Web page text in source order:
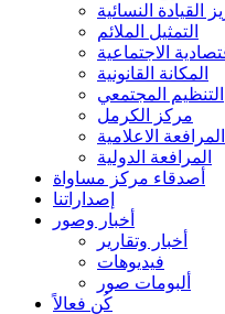
القيادة النسائية
التمثيل الملائم
الاجتماعية
المكانة القانونية
التنظيم المجتمعي
مركز الكرمل
المرافعة الاعلامية
المرافعة الدولية
أصدقاء مركز مساواة
إصداراتنا
أخبار وصور
أخبار وتقارير
فيديوهات
ألبومات صور
كُن فعالاً